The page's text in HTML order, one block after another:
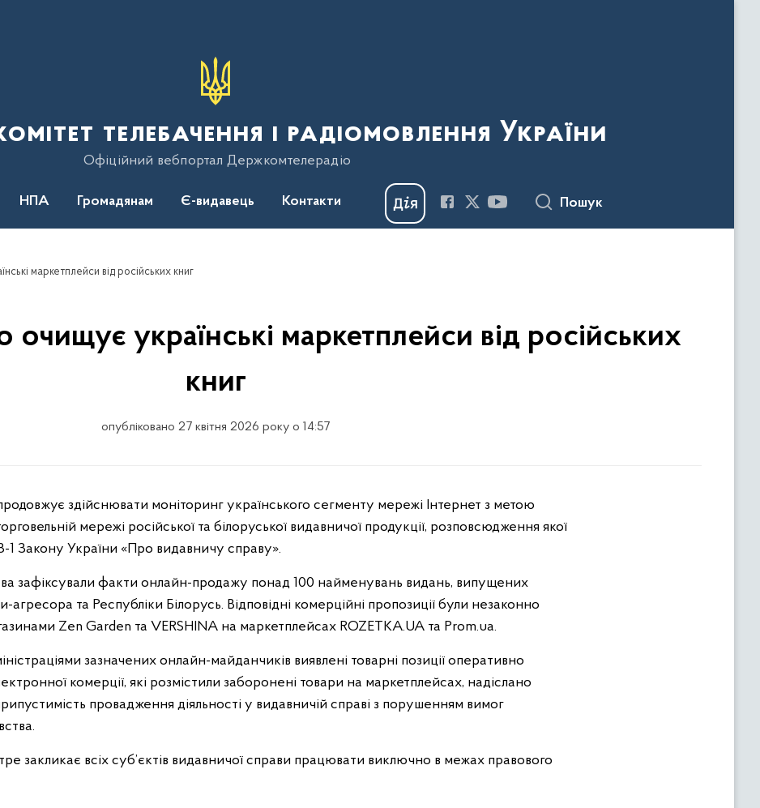
телебачення і радіомовлення України
Офіційний вебпортал Держкомтелерадіо
НПА Громадянам Є-видавець Контакти Пошук
маркетплейси від російських книг
українські маркетплейси від російських
книг
опубліковано 27 квітня 2026 року о 14:57
мережі російської та білоруської видавничої продукції, розповсюдження якої
Закону України «Про видавничу справу».
зафіксували факти онлайн-продажу понад 100 найменувань видань, випущених
та Республіки Білорусь. Відповідні комерційні пропозиції були незаконно
Zen Garden та VERSHINA на маркетплейсах ROZETKA.UA та Prom.ua.
зазначених онлайн-майданчиків виявлені товарні позиції оперативно
комерції, які розмістили заборонені товари на маркетплейсах, надіслано
провадження діяльності у видавничій справі з порушенням вимог
закликає всіх суб’єктів видавничої справи працювати виключно в межах правового